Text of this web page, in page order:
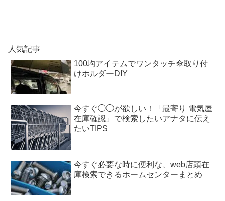
人気記事
100均アイテムでワンタッチ傘取り付
けホルダーDIY
今すぐ◯◯が欲しい！「最寄り 電気屋
在庫確認」で検索したいアナタに伝え
たいTIPS
今すぐ必要な時に便利な、web店頭在
庫検索できるホームセンターまとめ